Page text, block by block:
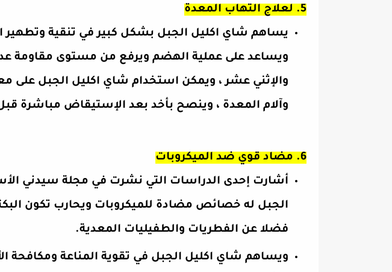
5. لعلاج التهاب المعدة
يساهم شاي اكليل الجبل بشكل كبير في تنقية وتطهير
ويساعد على عملية الهضم ويرفع من مستوى مقاومة
والإثني عشر ، ويمكن استخدام شاي اكليل الجبل على
وآلام المعدة ، وينصح بأخد بعد الإستيقاض مباشرة
6. مضاد قوي ضد الميكروبات
أشارت إحدى الدراسات التي نشرت في مجلة سيدني
الجبل له خصائص مضادة للميكروبات ويحارب تكون
فضلا عن الفطريات والطفيليات المعدية.
ويساهم شاي اكليل الجبل في تقوية المناعة ومكافحة